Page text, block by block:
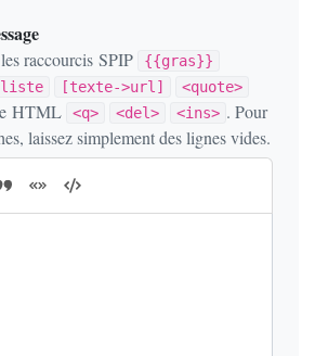
raccourcis SPIP
{{gras}}
[texte->url]
<quote>
HTML <q> <del> <ins> . Pour
laissez simplement des lignes vides.